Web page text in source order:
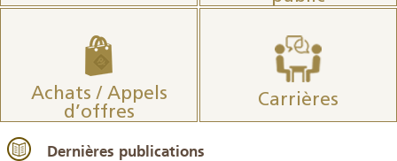
Achats / Appels
d’offres
Carrières
Dernières publications